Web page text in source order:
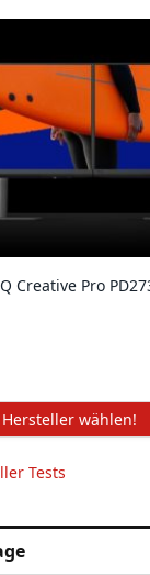
Creative Pro
Tests